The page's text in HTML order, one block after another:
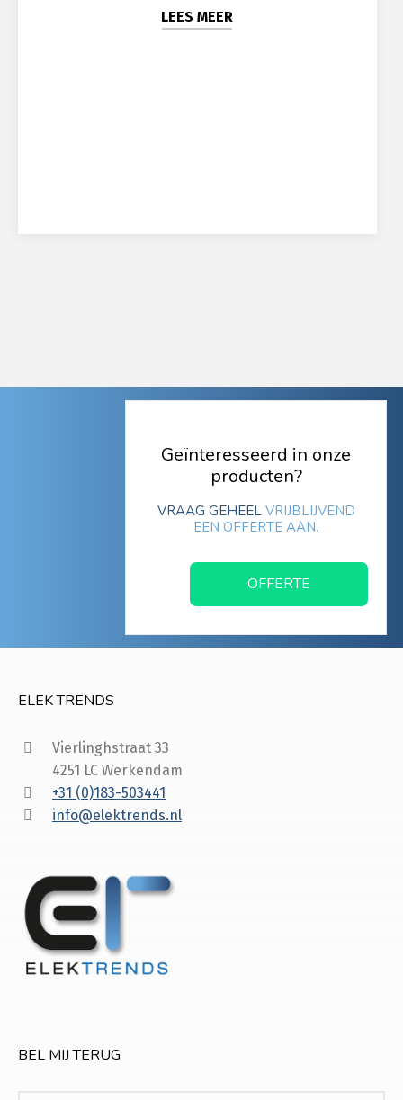
LEES MEER
Geïnteresseerd in onze
producten?
VRAAG GEHEEL VRIJBLIJVEND
EEN OFFERTE AAN.
OFFERTE
ELEK TRENDS
Vierlinghstraat 33
4251 LC Werkendam
+31 (0)183-503441
info@elektrends.nl
BEL MIJ TERUG